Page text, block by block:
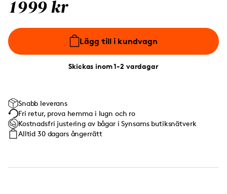
1999 kr
Lägg till i kundvagn
Skickas inom 1-2 vardagar
Snabb leverans
Fri retur, prova hemma i lugn och ro
Kostnadsfri justering av bågar i Synsams butiksnätverk
Alltid 30 dagars ångerrätt